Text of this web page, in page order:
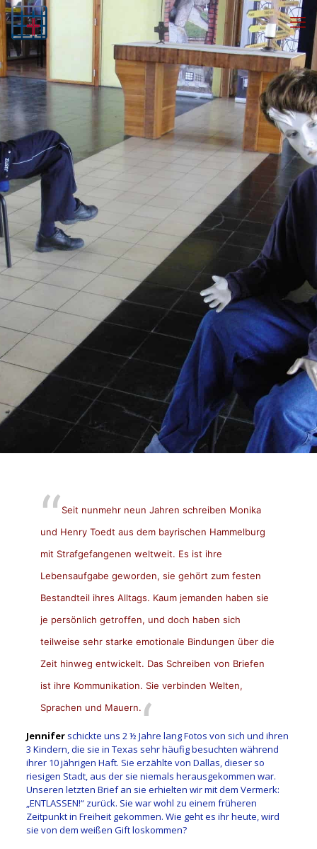
Seit nunmehr neun Jahren schreiben Monika
und Henry Toedt aus dem bayrischen Hammelburg
mit Strafgefangenen weltweit. Es ist ihre
Lebensaufgabe geworden, sie gehört zum festen
Bestandteil ihres Alltags. Kaum jemanden haben sie
je persönlich getroffen, und doch haben sich
teilweise sehr starke emotionale Bindungen über die
Zeit hinweg entwickelt. Das Schreiben von Briefen
ist ihre Kommunikation. Sie verbinden Welten,
Sprachen und Mauern.
Jenniferschickte uns 2 ½ Jahre lang Fotos von sich und ihren
3 Kindern, die sie in Texas sehr häufig besuchten während
ihrer 10 jährigen Haft. Sie erzählte von Dallas, dieser so
riesigen Stadt, aus der sie niemals herausgekommen war.
Unseren letzten Brief an sie erhielten wir mit dem Vermerk:
„ENTLASSEN!“ zurück. Sie war wohl zu einem früheren
Zeitpunkt in Freiheit gekommen. Wie geht es ihr heute, wird
sie von dem weißen Gift loskommen?